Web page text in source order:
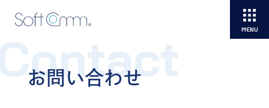
お問い合わせ